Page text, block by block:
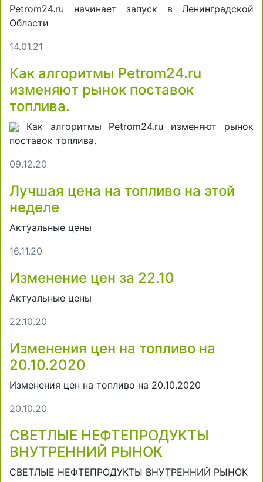
Petrom24.ru начинает запуск в Ленинградской
Области
14.01.21
Как алгоритмы Petrom24.ru
изменяют рынок поставок
топлива.
Как алгоритмы Petrom24.ru изменяют рынок
поставок топлива.
09.12.20
Лучшая цена на топливо на этой
неделе
Актуальные цены
16.11.20
Изменение цен за 22.10
Актуальные цены
22.10.20
Изменения цен на топливо на
20.10.2020
Изменения цен на топливо на 20.10.2020
20.10.20
СВЕТЛЫЕ НЕФТЕПРОДУКТЫ
ВНУТРЕННИЙ РЫНОК
СВЕТЛЫЕ НЕФТЕПРОДУКТЫ ВНУТРЕННИЙ РЫНОК